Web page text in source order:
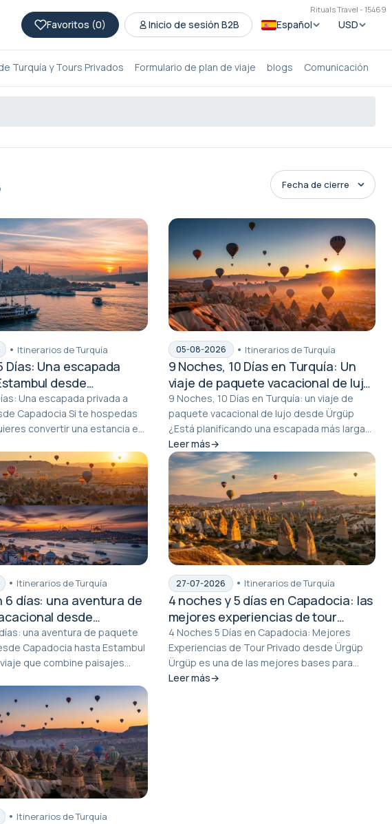
Rituals Travel - 15469
Favoritos (0) Inicio de sesión B2B Español USD
Turquía y Tours Privados Formulario de plan de viaje blogs Comunicación
Itinerarios de Turquía
Días: Una escapada
desde
Una escapada privada a
Si te hospedas
convertir una estancia en
05-08-2026 Itinerarios de Turquía
9 Noches, 10 Días en Turquía: Un
viaje de paquete vacacional de lujo
desde Ürgüp
9 Noches, 10 Días en Turquía: un viaje de
paquete vacacional de lujo desde Ürgüp
¿Está planificando una escapada más larga
desde Capado...
Leer más
Itinerarios de Turquía
6 días: una aventura de
desde
hasta Estambul
una aventura de paquete
Capadocia hasta Estambul
que combine paisajes
27-07-2026 Itinerarios de Turquía
4 noches y 5 días en Capadocia: las
mejores experiencias de tour
privado desde Ürgüp
4 Noches 5 Días en Capadocia: Mejores
Experiencias de Tour Privado desde Ürgüp
Ürgüp es una de las mejores bases para
explorar Capadoci...
Leer más
Itinerarios de Turquía